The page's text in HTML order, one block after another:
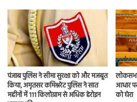
पंजाब पुलिस ने सीमा सुरक्षा को और मजबूत
किया, अमृतसर कमिश्नरेट पुलिस ने सात
महीनों में 111 किलोग्राम से अधिक हेरोइन
आधार
को घेरा